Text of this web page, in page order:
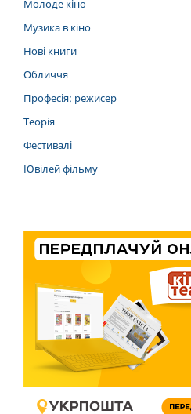
Молоде кіно
Музика в кіно
Нові книги
Обличчя
Професія: режисер
Теорія
Фестивалі
Ювілей фільму